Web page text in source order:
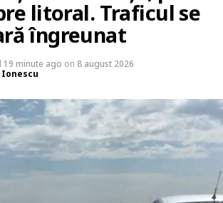
litoral. Traficul se
îngreunat
19 minute ago on 8 august 2026